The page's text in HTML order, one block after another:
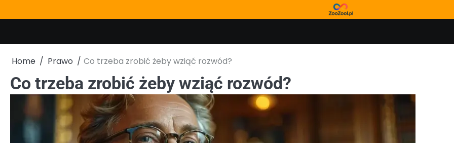
to
Home Prawo Co trzeba zrobić żeby wziąć rozwód?
Co trzeba zrobić żeby wziąć rozwód?